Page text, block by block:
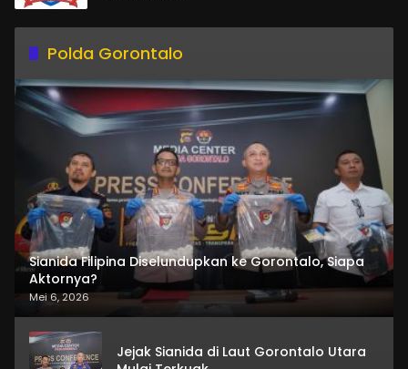
Polda Gorontalo
Sianida Filipina Diselundupkan ke Gorontalo, Siapa
Aktornya?
Mei 6, 2026
Jejak Sianida di Laut Gorontalo Utara